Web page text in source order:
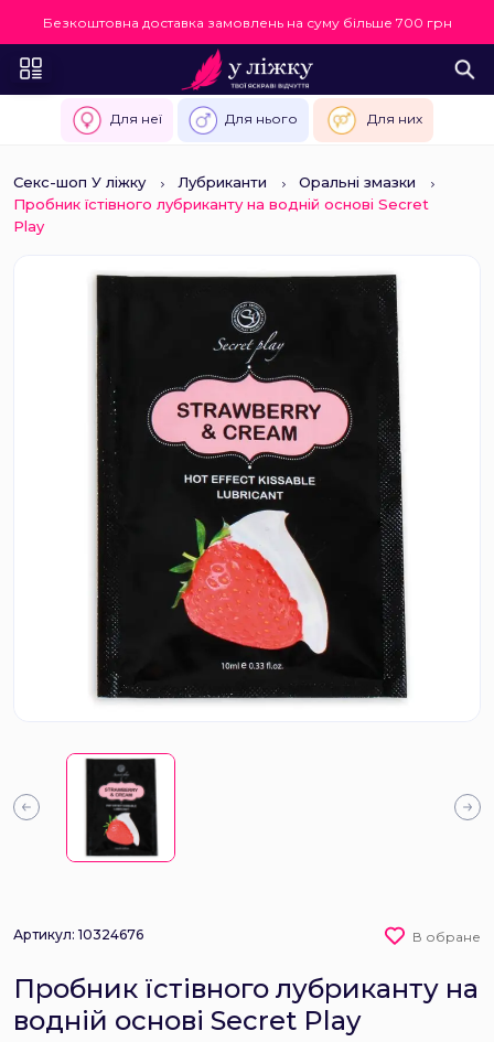
Безкоштовна доставка замовлень на суму більше 700 грн
Для неї Для нього Для них
Секс-шоп У ліжку Лубриканти
Оральні змазки
Пробник їстівного лубриканту на водній основі Secret
Play
Артикул: 10324676 В обране
Пробник їстівного лубриканту на
водній основі Secret Play